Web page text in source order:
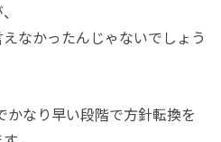
なかったんじゃないでしょう
なり早い段階で方針転換を